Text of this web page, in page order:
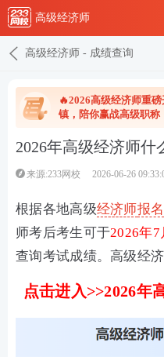
高级经济师
高级经济师 - 成绩查询
🔥2026高级经济师重
镇，陪你赢战高级职称
2026年高级经济师什
来源:233网校 2026-06-26
根据各地高级经济师报名
师考后考生可于2026年7
查询考试成绩。高级经
点击进入>>2026年